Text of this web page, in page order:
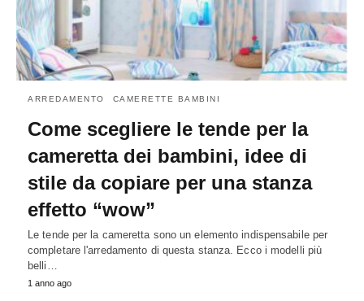
ARREDAMENTO CAMERETTE BAMBINI
Come scegliere le tende per la
cameretta dei bambini, idee di
stile da copiare per una stanza
effetto “wow”
Le tende per la cameretta sono un elemento indispensabile per
completare l'arredamento di questa stanza. Ecco i modelli più
belli…
1 anno ago